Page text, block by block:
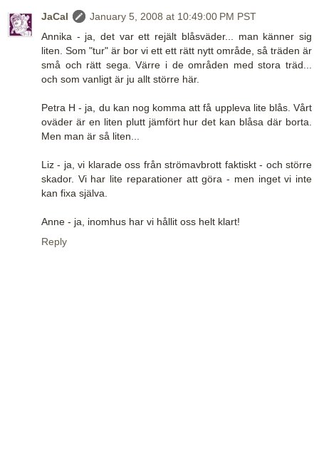
JaCal
January 5, 2008 at 10:49:00 PM PST
Annika - ja, det var ett rejält blåsväder... man känner sig
liten. Som "tur" är bor vi ett ett rätt nytt område, så träden är
små och rätt sega. Värre i de områden med stora träd...
och som vanligt är ju allt större här.
Petra H - ja, du kan nog komma att få uppleva lite blås. Vårt
oväder är en liten plutt jämfört hur det kan blåsa där borta.
Men man är så liten...
Liz - ja, vi klarade oss från strömavbrott faktiskt - och större
skador. Vi har lite reparationer att göra - men inget vi inte
kan fixa själva.
Anne - ja, inomhus har vi hållit oss helt klart!
Reply